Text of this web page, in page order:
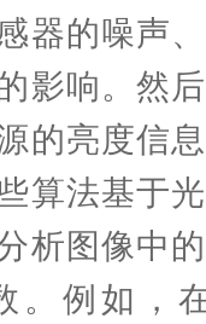
器的噪声
影响。然
的亮度信
算法基于
析图像中
。例如，